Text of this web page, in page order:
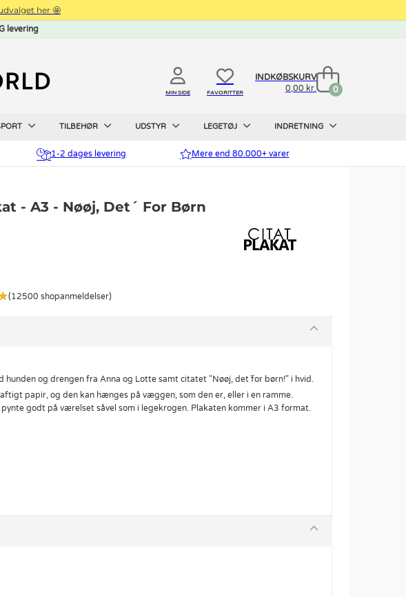
her 🤩
levering
MIN SIDE FAVORITTER
INDKØBSKURV
0,00 kr.
0
TILBEHØR UDSTYR LEGETØJ INDRETNING
1-2 dages levering Mere end 80.000+ varer
- A3 - Nøøj, Det´ For Børn
(12500 shopanmeldelser)
hunden og drengen fra Anna og Lotte samt citatet "Nøøj, det´for børn!" i hvid.
papir, og den kan hænges på væggen, som den er, eller i en ramme.
godt på værelset såvel som i legekrogen. Plakaten kommer i A3 format.